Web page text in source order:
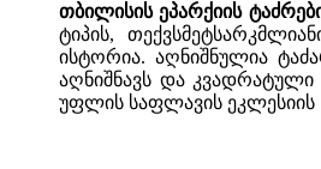
თბილისის ეპარქიის
ტიპის,
ისტორია. აღნიშნულია
აღნიშნავს და
უფლის საფლავის